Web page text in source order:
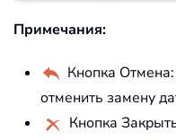
Примечания:
Кнопка
отменить замену
Кнопка